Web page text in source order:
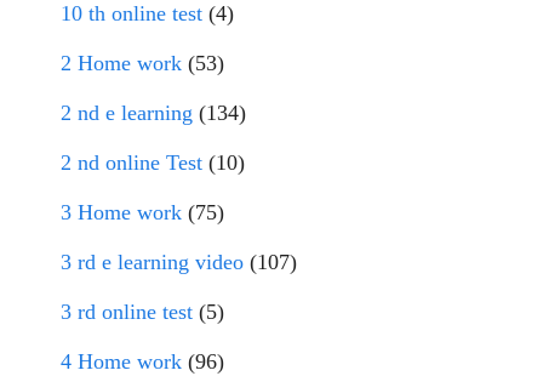
10 th online test (4)
2 Home work (53)
2 nd e learning (134)
2 nd online Test (10)
3 Home work (75)
3 rd e learning video (107)
3 rd online test (5)
4 Home work (96)